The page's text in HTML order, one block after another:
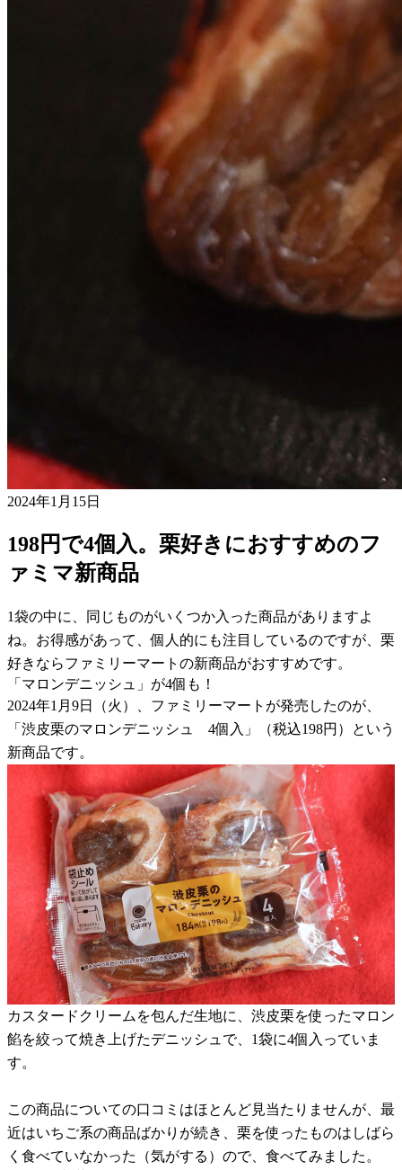
2024年1月15日
198円で4個入。栗好きにおすすめのフ
ァミマ新商品
1袋の中に、同じものがいくつか入った商品がありますよ
ね。お得感があって、個人的にも注目しているのですが、栗
好きならファミリーマートの新商品がおすすめです。
「マロンデニッシュ」が4個も！
2024年1月9日（火）、ファミリーマートが発売したのが、
「渋皮栗のマロンデニッシュ 4個入」（税込198円）という
新商品です。
カスタードクリームを包んだ生地に、渋皮栗を使ったマロン
餡を絞って焼き上げたデニッシュで、1袋に4個入っていま
す。
この商品についての口コミはほとんど見当たりませんが、最
近はいちご系の商品ばかりが続き、栗を使ったものはしばら
く食べていなかった（気がする）ので、食べてみました。